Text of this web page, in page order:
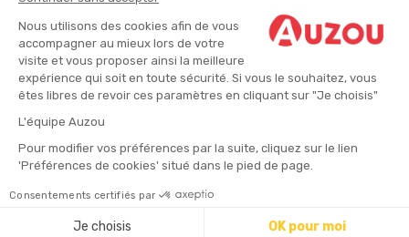
Nous utilisons des cookies afin de vous
accompagner au mieux lors de votre
visite et vous proposer ainsi la meilleure
expérience qui soit en toute sécurité. Si vous le souhaitez, vous
êtes libres de revoir ces paramètres en cliquant sur "Je choisis"
L'équipe Auzou
Pour modifier vos préférences par la suite, cliquez sur le lien
'Préférences de cookies' situé dans le pied de page.
Consentements certifiés par
Je choisis OK pour moi
Ajouter au panier
Suivre mon colis
Infos consommateur
CGU
CGV
Mentions légales
© 2026 - AUZOU |